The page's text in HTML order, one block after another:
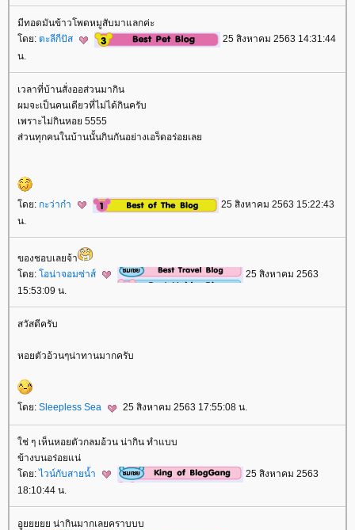
มีทอดมันข้าวโพดหมูสับมาแลกค่ะ
ดย: ตะลีกีปัส
25 สิงหาคม 2563 14:31:44
น.
เวลาที่บ้านสั่งออส่วนมากิน
ผมจะเป็นคนเดียวที่ไม่ได้กินครับ
เพราะไม่กินหอย 5555
ส่วนทุกคนในบ้านนั้นกินกันอย่างเอร็ดอร่อยเล
ดย: กะว่าก๋า
25 สิงหาคม 2563 15:22:43
น.
ของชอบเลยจ้า
ดย: อน่าจอมซ่าส์
25 สิงหาคม 2563
15:53:09 น.
สวัสดีครับ
หอยตัวอ้วนๆน่าทานมากครับ
ดย: Sleepless Sea 25 สิงหาคม 2563 17:55:08 น.
ช่ ๆ เห็นหอยตัวกลมอ้วน น่ากิน ทำแบบ
ข้างบนอร่อยแน่
ดย:ไวน์กับสายน้ำ
25 สิงหาคม 2563
18:10:44 น.
อูยยยยย น่ากินมากเลยคราบบบ